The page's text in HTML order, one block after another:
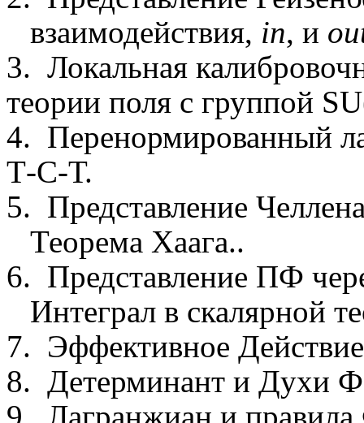
взаимодействия, in, и
3. Локальная
теории поля с группой SU
4. Перенормированный
Т-С-Т.
5. Представление
Теорема Хаага..
6. Представление ПФ
Интеграл в скалярной
7. Эффективное
8. Детерминант и Духи